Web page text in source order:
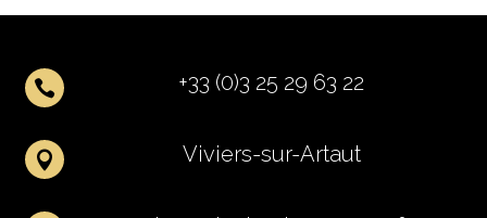
 +33 (0)3 25 29 63 22
 Viviers-sur-Artaut